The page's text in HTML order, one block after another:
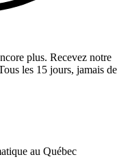
plus. Recevez notre
les 15 jours, jamais de